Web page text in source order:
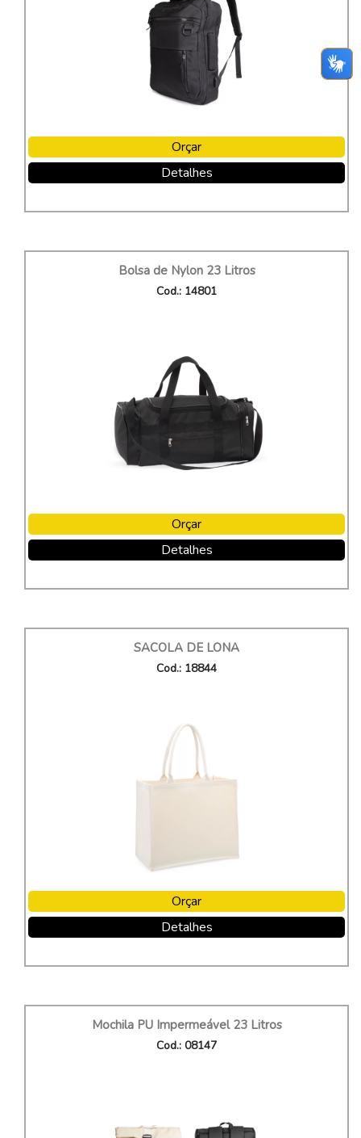
Orçar
Detalhes
Bolsa de Nylon 23 Litros
Cod.: 14801
Orçar
Detalhes
SACOLA DE LONA
Cod.: 18844
Orçar
Detalhes
Mochila PU Impermeável 23 Litros
Cod.: 08147